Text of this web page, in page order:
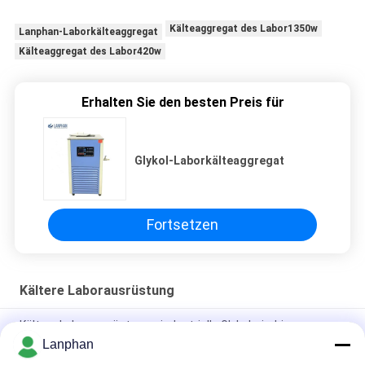
Lanphan-Laborkälteaggregat
Kälteaggregat des Labor1350w
Kälteaggregat des Labor420w
Erhalten Sie den besten Preis für
Glykol-Laborkälteaggregat
Fortsetzen
Kältere Laborausrüstung
Kältere Laborausrüstungs-industrielle Glykol-niedrige
Temperatur-verteilende Kühlmittel-Pumpe 200L
Lanphan